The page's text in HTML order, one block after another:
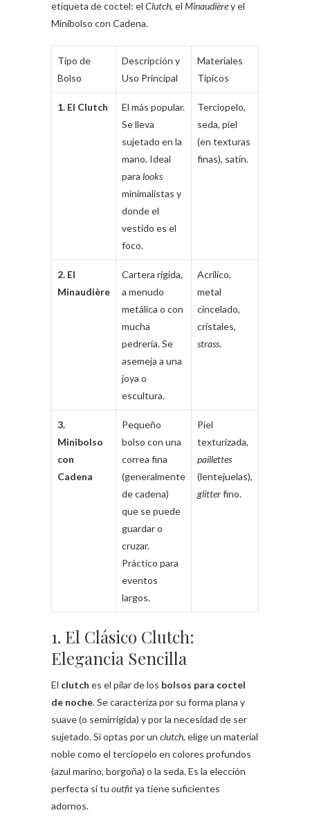
etiqueta de coctel: el Clutch, el Minaudièrey el
Minibolso con Cadena.
Tipo de
Bolso
Descripción y
Uso Principal
Materiales
Típicos
1. El Clutch
El más popular.
Se lleva
sujetado en la
mano. Ideal
para looks
minimalistas y
donde el
vestido es el
foco.
Terciopelo,
seda, piel
(en texturas
finas), satín.
2. El
Minaudière
Cartera rígida,
a menudo
metálica o con
mucha
pedrería. Se
asemeja a una
joya o
escultura.
Acrílico,
metal
cincelado,
cristales,
strass.
3.
Minibolso
con
Cadena
Pequeño
bolso con una
correa fina
(generalmente
de cadena)
que se puede
guardar o
cruzar.
Práctico para
eventos
largos.
Piel
texturizada,
paillettes
(lentejuelas),
glitterfino.
1. El Clásico Clutch:
Elegancia Sencilla
El clutch es el pilar de los bolsos para coctel
de noche. Se caracteriza por su forma plana y
suave (o semirrígida) y por la necesidad de ser
sujetado. Si optas por un clutch, elige un material
noble como el terciopelo en colores profundos
(azul marino, borgoña) o la seda. Es la elección
perfecta si tu outfitya tiene suficientes
adornos.